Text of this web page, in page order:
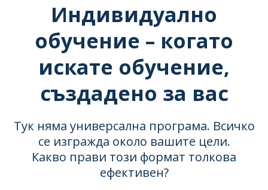
Индивидуално
обучение – когато
искате обучение,
създадено за вас
Тук няма универсална програма. Всичко
се изгражда около вашите цели.
Какво прави този формат толкова
ефективен?